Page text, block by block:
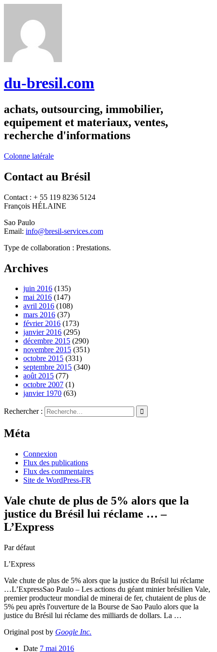
du-bresil.com
achats, outsourcing, immobilier,
equipement et materiaux, ventes,
recherche d'informations
Colonne latérale
Contact au Brésil
Contact : + 55 119 8236 5124
François HÉLAINE
Sao Paulo
Email: info@bresil-services.com
Type de collaboration : Prestations.
Archives
juin 2016 (135)
mai 2016 (147)
avril 2016 (108)
mars 2016 (37)
février 2016 (173)
janvier 2016 (295)
décembre 2015 (290)
novembre 2015 (351)
octobre 2015 (331)
septembre 2015 (340)
août 2015 (77)
octobre 2007 (1)
janvier 1970 (63)
Rechercher :
Méta
Connexion
Flux des publications
Flux des commentaires
Site de WordPress-FR
Vale chute de plus de 5% alors que la
justice du Brésil lui réclame … –
L’Express
Par défaut
L’Express
Vale chute de plus de 5% alors que la justice du Brésil lui réclame
…L’ExpressSao Paulo – Les actions du géant minier brésilien Vale,
premier producteur mondial de minerai de fer, chutaient de plus de
5% peu après l'ouverture de la Bourse de Sao Paulo alors que la
justice du Brésil lui réclame des milliards de dollars. La …
Original post by Google Inc.
Date 7 mai 2016